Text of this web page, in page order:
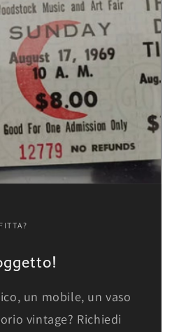
un mobile, un vaso
vintage? Richiedi